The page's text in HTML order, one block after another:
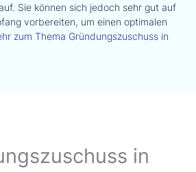
Sie können sich jedoch sehr gut auf
vorbereiten, um einen optimalen
zum Thema Gründungszuschuss in
in